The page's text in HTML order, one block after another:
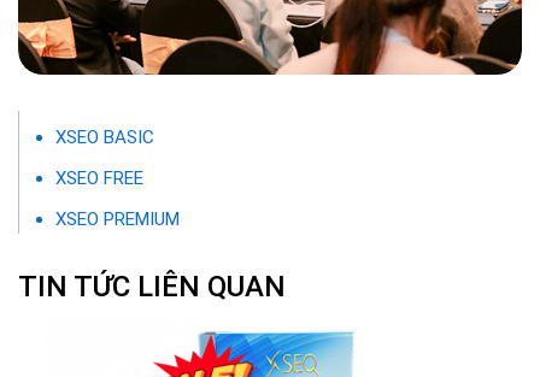
XSEO BASIC
XSEO FREE
XSEO PREMIUM
TIN TỨC LIÊN QUAN